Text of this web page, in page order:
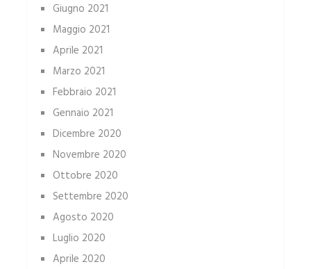
Giugno 2021
Maggio 2021
Aprile 2021
Marzo 2021
Febbraio 2021
Gennaio 2021
Dicembre 2020
Novembre 2020
Ottobre 2020
Settembre 2020
Agosto 2020
Luglio 2020
Aprile 2020